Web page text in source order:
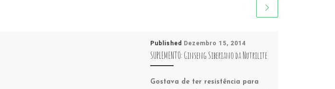
Published Dezembro 15, 2014
SUPLEMENTO: Ginseng Siberiano da Nutrilite
Gostava de ter resistência para